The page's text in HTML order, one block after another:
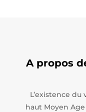
A propos
L’existence
haut Moyen